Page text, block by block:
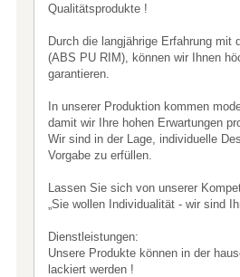
Qualitätsprodukte !
Durch die langjährige Erfahrung
(ABS PU RIM), können wir Ihnen
garantieren.
In unserer Produktion kommen
damit wir Ihre hohen Erwartungen
Wir sind in der Lage, individuelle
Vorgabe zu erfüllen.
Lassen Sie sich von unserer
„Sie wollen Individualität - wir sind
Dienstleistungen:
Unsere Produkte können in der
lackiert werden !